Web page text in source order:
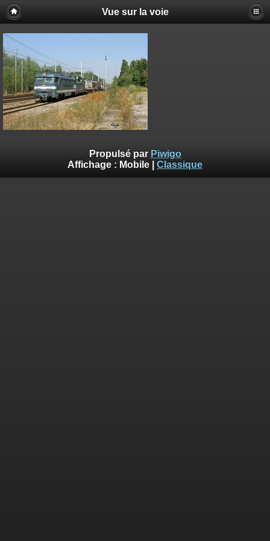
Vue sur la voie
Propulsé par Piwigo
Affichage : Mobile Classique